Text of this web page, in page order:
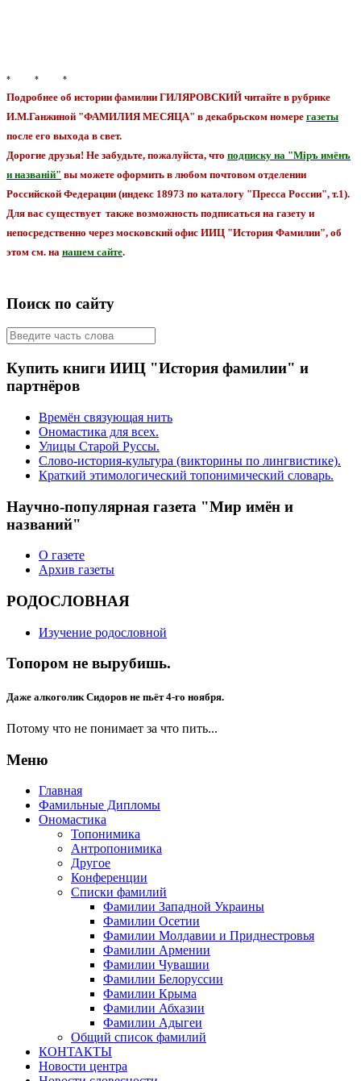
* * *
Подробнее об истории фамилии ГИЛЯРОВСКИЙ читайте в рубрике
И.М.Ганжиной "ФАМИЛИЯ МЕСЯЦА" в декабрьском номере газеты
после его выхода в свет.
Дорогие друзья! Не забудьте, пожалуйста, что подписку на "Мiръ имёнъ
и названiй" вы можете оформить в любом почтовом отделении
Российской Федерации (индекс 18973 по каталогу "Пресса России", т.1).
Для вас существует также возможность подписаться на газету и
непосредственно через московский офис ИИЦ "История Фамилии", об
этом см. на нашем сайте.
Поиск по сайту
Купить книги ИИЦ "История фамилии" и
партнёров
Времён связующая нить
Ономастика для всех.
Улицы Старой Руссы.
Слово-история-культура (викторины по лингвистике).
Краткий этимологический топонимический словарь.
Научно-популярная газета "Мир имён и
названий"
О газете
Архив газеты
РОДОСЛОВНАЯ
Изучение родословной
Топором не вырубишь.
Даже алкоголик Сидоров не пьёт 4-го ноября.
Потому что не понимает за что пить...
Меню
Главная
Фамильные Дипломы
Ономастика
Топонимика
Антропонимика
Другое
Конференции
Списки фамилий
Фамилии Западной Украины
Фамилии Осетии
Фамилии Молдавии и Приднестровья
Фамилии Армении
Фамилии Чувашии
Фамилии Белоруссии
Фамилии Крыма
Фамилии Абхазии
Фамилии Адыгеи
Общий список фамилий
КОНТАКТЫ
Новости центра